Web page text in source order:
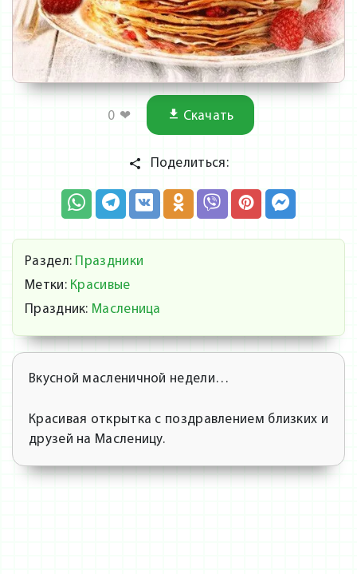
0 ❤ Скачать
Поделиться:
Раздел: Праздники
Метки: Красивые
Праздник: Масленица
Вкусной масленичной недели…
Красивая открытка с поздравлением близких и
друзей на Масленицу.